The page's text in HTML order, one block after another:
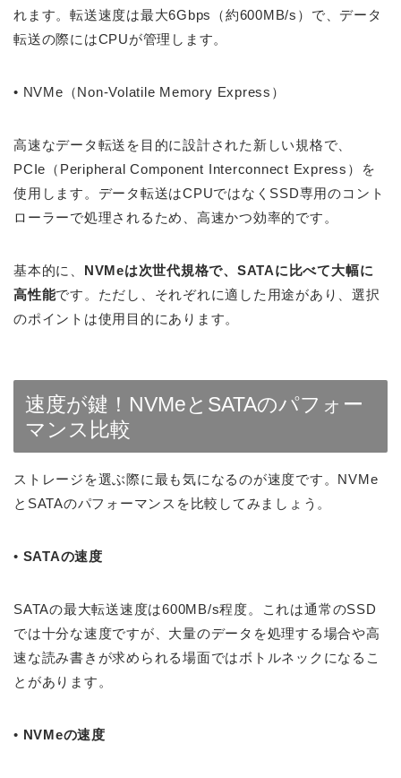
れます。転送速度は最大6Gbps（約600MB/s）で、データ
転送の際にはCPUが管理します。
• NVMe（Non-Volatile Memory Express）
高速なデータ転送を目的に設計された新しい規格で、
PCIe（Peripheral Component Interconnect Express）を
使用します。データ転送はCPUではなくSSD専用のコント
ローラーで処理されるため、高速かつ効率的です。
基本的に、 NVMeは次世代規格で、SATAに比べて大幅に
高性能です。ただし、それぞれに適した用途があり、選択
のポイントは使用目的にあります。
速度が鍵！NVMeとSATAのパフォー
マンス比較
ストレージを選ぶ際に最も気になるのが速度です。NVMe
とSATAのパフォーマンスを比較してみましょう。
• SATAの速度
SATAの最大転送速度は600MB/s程度。これは通常のSSD
では十分な速度ですが、大量のデータを処理する場合や高
速な読み書きが求められる場面ではボトルネックになるこ
とがあります。
• NVMeの速度